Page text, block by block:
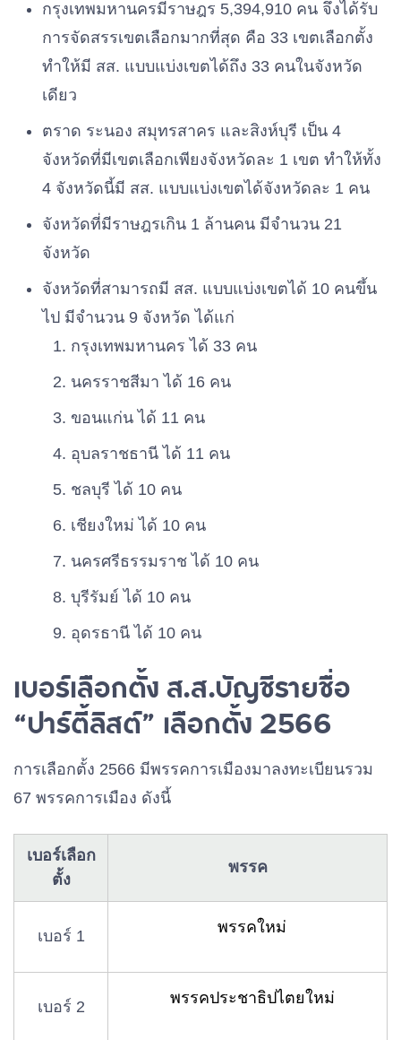
กรุงเทพมหานครมีราษฎร 5,394,910 คน จึงได้รับ
การจัดสรรเขตเลือกมากที่สุด คือ 33 เขตเลือกตั้ง
ทำให้มี สส. แบบแบ่งเขตได้ถึง 33 คนในจังหวัด
เดียว
ตราด ระนอง สมุทรสาคร และสิงห์บุรี เป็น 4
จังหวัดที่มีเขตเลือกเพียงจังหวัดละ 1 เขต ทำให้ทั้ง
4 จังหวัดนี้มี สส. แบบแบ่งเขตได้จังหวัดละ 1 คน
จังหวัดที่มีราษฎรเกิน 1 ล้านคน มีจำนวน 21
จังหวัด
จังหวัดที่สามารถมี สส. แบบแบ่งเขตได้ 10 คนขึ้น
ไป มีจำนวน 9 จังหวัด ได้แก่
กรุงเทพมหานคร ได้ 33 คน
นครราชสีมา ได้ 16 คน
ขอนแก่น ได้ 11 คน
อุบลราชธานี ได้ 11 คน
ชลบุรี ได้ 10 คน
เชียงใหม่ ได้ 10 คน
นครศรีธรรมราช ได้ 10 คน
บุรีรัมย์ ได้ 10 คน
อุดรธานี ได้ 10 คน
เบอร์เลือกตั้ง ส.ส.บัญชีรายชื่อ
“ปาร์ตี้ลิสต์” เลือกตั้ง 2566
การเลือกตั้ง 2566 มีพรรคการเมืองมาลงทะเบียนรวม
67 พรรคการเมือง ดังนี้
เบอร์เลือก
ตั้ง
พรรค
เบอร์ 1 พรรคใหม่
เบอร์ 2 พรรคประชาธิปไตยใหม่